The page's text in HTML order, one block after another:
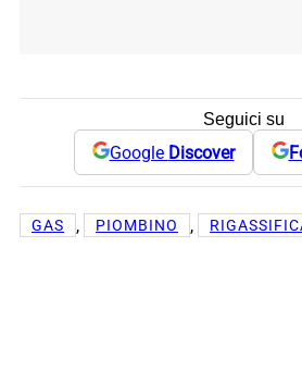
Seguici su
Google Discover
GAS , PIOMBINO ,